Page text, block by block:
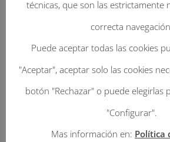
SELECCIONA TU COLOR
Palma Imperial camel,
Imperial natural
técnicas, que son las estrictamente
correcta
Puede aceptar todas las cookies
"Aceptar", aceptar solo las cookies
botón "Rechazar" o puede elegirlas
"Configurar".
Mas información en: Política